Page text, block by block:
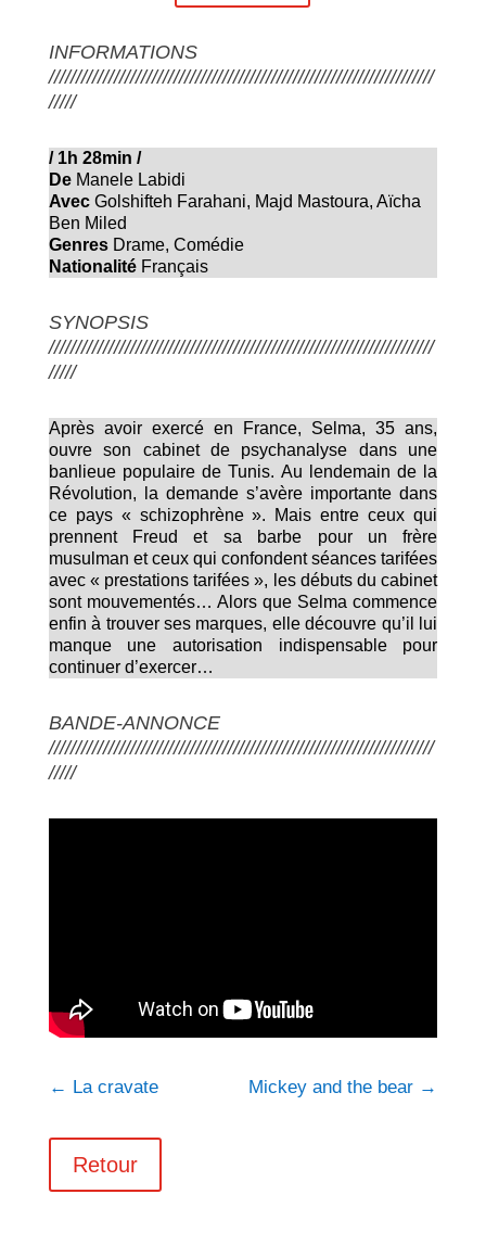
INFORMATIONS
///////////////////////////////////////////////////////////////////////
/////
/1h 28min /
DeManele Labidi
AvecGolshifteh Farahani, Majd Mastoura, Aïcha
Ben Miled
Genres Drame, Comédie
NationalitéFrançais
SYNOPSIS
///////////////////////////////////////////////////////////////////////
/////
Après avoir exercé en France, Selma, 35 ans,
ouvre son cabinet de psychanalyse dans une
banlieue populaire de Tunis. Au lendemain de la
Révolution, la demande s’avère importante dans
ce pays « schizophrène ». Mais entre ceux qui
prennent Freud et sa barbe pour un frère
musulman et ceux qui confondent séances tarifées
avec « prestations tarifées », les débuts du cabinet
sont mouvementés… Alors que Selma commence
enfin à trouver ses marques, elle découvre qu’il lui
manque une autorisation indispensable pour
continuer d’exercer…
BANDE-ANNONCE
///////////////////////////////////////////////////////////////////////
/////
← La cravate Mickey and the bear →
Retour